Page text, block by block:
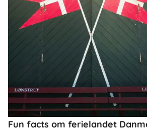
Fun facts om ferielandet